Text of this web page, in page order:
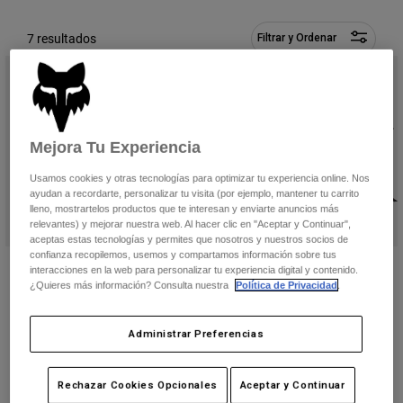
Pantalones largos
Pantalones cortos
Guantes
Protecciones
Gafas de protección
Recambios
Guantes
Chaquetas
Protecciones
Gafas de protección
Calcetines
Mochilas y accesorios
Recambios
Camisas
Mujer
Sudaderas
Chaquetas
Pantalones
Camisas
Niños
Gafas de Protección
Calcetines
Ver todo
Moto
Cascos
Camisetas
Pantalones
Guantes
Gafas de Protección
7 resultados Filtrar y Ordenar
Mochila de Hidratación Utility - 12L
Price reduced from
154,99 €to 92,99 €
(1)
Mochila de Hidratación Lumbar - 5L
119,99 €
(2)
Mejora Tu Experiencia
Usamos cookies y otras tecnologías para optimizar tu experiencia online. Nos
ayudan a recordarte, personalizar tu visita (por ejemplo, mantener tu carrito
lleno, mostrartelos productos que te interesan y enviarte anuncios más
relevantes) y mejorar nuestra web. Al hacer clic en "Aceptar y Continuar",
aceptas estas tecnologías y permites que nosotros y nuestros socios de
confianza recopilemos, usemos y compartamos información sobre tus
interacciones en la web para personalizar tu experiencia digital y contenido.
¿Quieres más información? Consulta nuestra
Política de Privacidad
Administrar Preferencias
Rechazar Cookies Opcionales Aceptar y Continuar